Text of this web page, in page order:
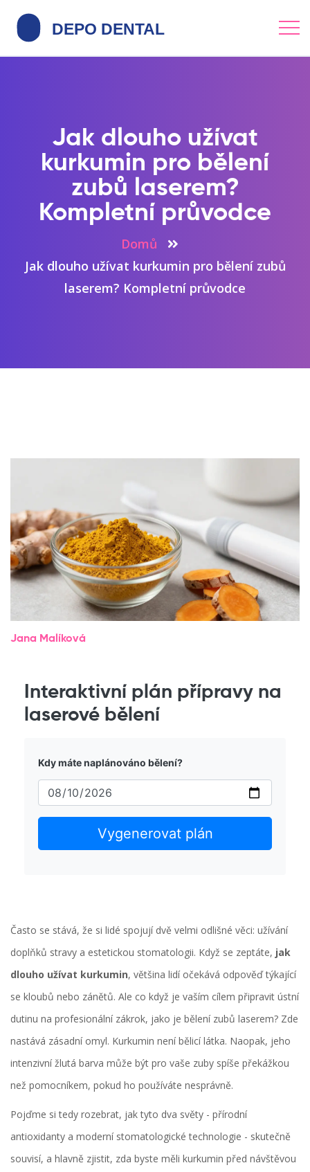
Jak dlouho užívat
kurkumin pro bělení
zubů laserem?
Kompletní průvodce
Domů
Jak dlouho užívat kurkumin pro bělení zubů
laserem? Kompletní průvodce
Jana Malíková
Interaktivní plán přípravy na
laserové bělení
Kdy máte naplánováno bělení?
Vygenerovat plán
Často se stává, že si lidé spojují dvě velmi odlišné věci: užívání
doplňků stravy a estetickou stomatologii. Když se zeptáte, jak
dlouho užívat kurkumin, většina lidí očekává odpověď týkající
se kloubů nebo zánětů. Ale co když je vaším cílem připravit ústní
dutinu na profesionální zákrok, jako je bělení zubů laserem? Zde
nastává zásadní omyl. Kurkumin není bělicí látka. Naopak, jeho
intenzivní žlutá barva může být pro vaše zuby spíše překážkou
než pomocníkem, pokud ho používáte nesprávně.
Pojďme si tedy rozebrat, jak tyto dva světy - přírodní
antioxidanty a moderní stomatologické technologie - skutečně
souvisí, a hlavně zjistit, zda byste měli kurkumin před návštěvou